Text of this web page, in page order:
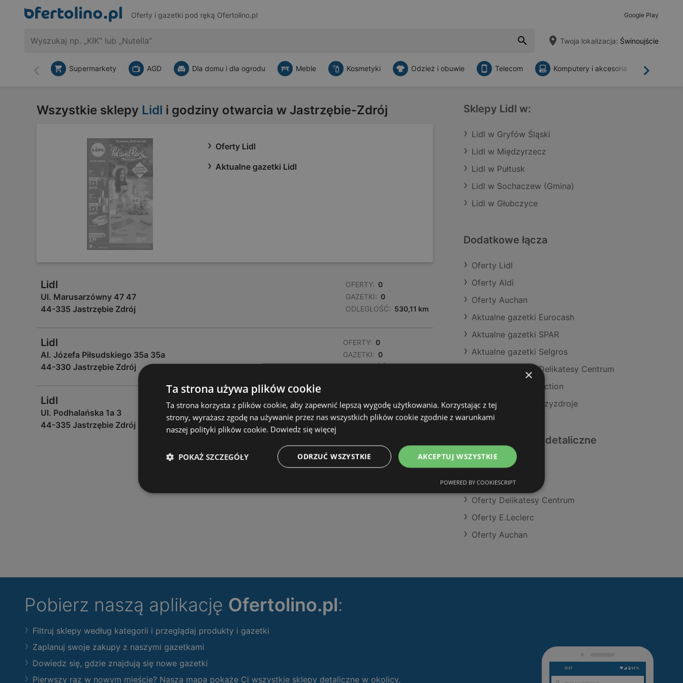
Oferty i gazetki pod ręką Ofertolino.pl Google Play
Twoja lokalizacja: Świnoujście
Wstecz Dalej
Supermarkety AGD Dla domu i dla ogrodu Meble Kosmetyki Odzież i obuwie Telecom Komputery i akcesoria
Wszystkie sklepy Lidl i godziny otwarcia w Jastrzębie-Zdrój
Oferty Lidl
Aktualne gazetki Lidl
Lidl
Ul. Marusarzówny 47 47
44-335 Jastrzębie Zdrój
OFERTY: 0
GAZETKI: 0
ODLEGŁOŚĆ: 530,11 km
Lidl
Al. Józefa Piłsudskiego 35a 35a
44-330 Jastrzębie Zdrój
OFERTY: 0
GAZETKI: 0
ODLEGŁOŚĆ: 530,29 km
Lidl
Ul. Podhalańska 1a 3
44-335 Jastrzębie Zdrój
GAZETKI:
0
ODLEGŁOŚĆ:
531,31 km
Sklepy Lidl w:
Lidl w Gryfów Śląski
Lidl w Międzyrzecz
Lidl w Pułtusk
Lidl w Sochaczew (Gmina)
Lidl w Głubczyce
Dodatkowe łącza
Oferty Lidl
Oferty Aldi
Oferty Auchan
Aktualne gazetki Eurocash
Aktualne gazetki SPAR
Aktualne gazetki Selgros
Aktualne gazetki Delikatesy Centrum
Aktualne gazetki Action
Sklepy Lidl w Międzyzdroje
Podobne sklepy detaliczne
Oferty Kaufland
Oferty Selgros
Oferty Delikatesy Centrum
Oferty E.Leclerc
Oferty Auchan
Pobierz naszą aplikację Ofertolino.pl:
Filtruj sklepy według kategorii i przeglądaj produkty i gazetki
Zaplanuj swoje zakupy z naszymi gazetkami
Dowiedz się, gdzie znajdują się nowe gazetki
Pierwszy raz w nowym mieście? Nasza mapa pokaże Ci wszystkie sklepy detaliczne w okolicy.
×
Ta strona używa plików cookie
Ta strona korzysta z plików cookie, aby zapewnić lepszą wygodę użytkowania. Korzystając z tej
strony, wyrażasz zgodę na używanie przez nas wszystkich plików cookie zgodnie z warunkami
naszej polityki plików cookie. Dowiedz się więcej
AKCEPTUJ WSZYSTKIE
ODRZUĆ WSZYSTKIE
POKAŻ SZCZEGÓŁY
POWERED BY COOKIESCRIPT